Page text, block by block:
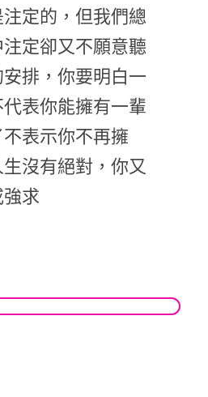
定的，但我們總
定卻又不願意聽
排，你要明白一
表你能擁有一輩
表示你不再擁
沒有絕對，你又
求